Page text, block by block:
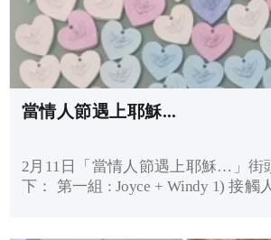
在為她們非常感謝神，求神大大使
庭🌷🎊🎉 最感恩今天楊太與他的兒子一起聽福音，最後雖
然只有兒子願意決志信耶穌，但是
證了兒子與我們一起決志信耶穌；
心，更求神使用他作福音流通的管
受救恩🎊🌷🎉 在商品化的社會，令人忘記了復活節真正的
帶來新的生命和盼望。 祈禱我們所
的盼望🎊🎊🎊
當情人節遇上耶穌...
2月11日「當情人節遇上耶穌…」街
下： 第一組 : Joyce + Windy 1) 接觸